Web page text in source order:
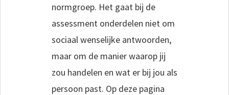
normgroep. Het gaat bij de
assessment onderdelen niet om
sociaal wenselijke antwoorden,
maar om de manier waarop jij
zou handelen en wat er bij jou als
persoon past. Op deze pagina